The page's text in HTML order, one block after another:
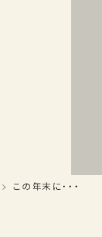
この年末に・・・